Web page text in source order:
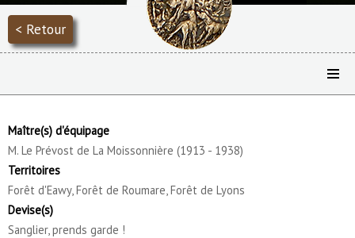
< Retour
Maître(s) d'équipage
M. Le Prévost de La Moissonnière (1913 - 1938)
Territoires
Forêt d'Eawy, Forêt de Roumare, Forêt de Lyons
Devise(s)
Sanglier, prends garde !